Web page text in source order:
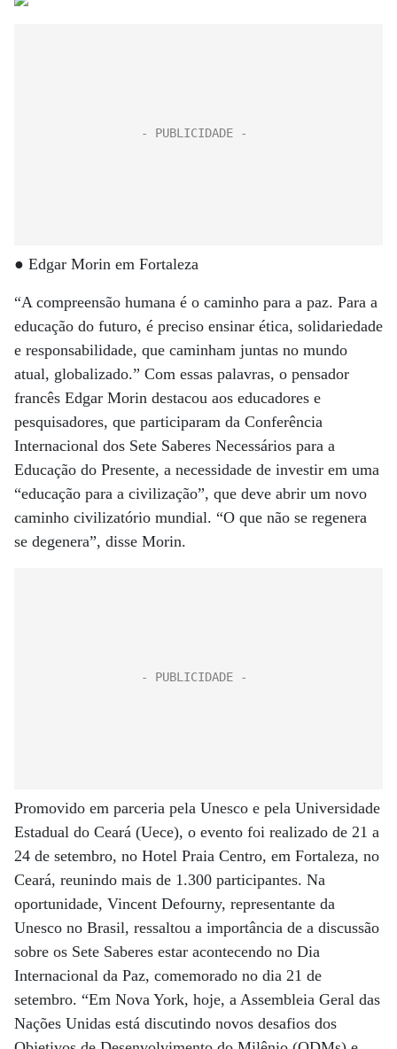
● Edgar Morin em Fortaleza
“A compreensão humana é o caminho para a paz. Para a
educação do futuro, é preciso ensinar ética, solidariedade
e responsabilidade, que caminham juntas no mundo
atual, globalizado.” Com essas palavras, o pensador
francês Edgar Morin destacou aos educadores e
pesquisadores, que participaram da Conferência
Internacional dos Sete Saberes Necessários para a
Educação do Presente, a necessidade de investir em uma
“educação para a civilização”, que deve abrir um novo
caminho civilizatório mundial. “O que não se regenera
se degenera”, disse Morin.
Promovido em parceria pela Unesco e pela Universidade
Estadual do Ceará (Uece), o evento foi realizado de 21 a
24 de setembro, no Hotel Praia Centro, em Fortaleza, no
Ceará, reunindo mais de 1.300 participantes. Na
oportunidade, Vincent Defourny, representante da
Unesco no Brasil, ressaltou a importância de a discussão
sobre os Sete Saberes estar acontecendo no Dia
Internacional da Paz, comemorado no dia 21 de
setembro. “Em Nova York, hoje, a Assembleia Geral das
Nações Unidas está discutindo novos desafios dos